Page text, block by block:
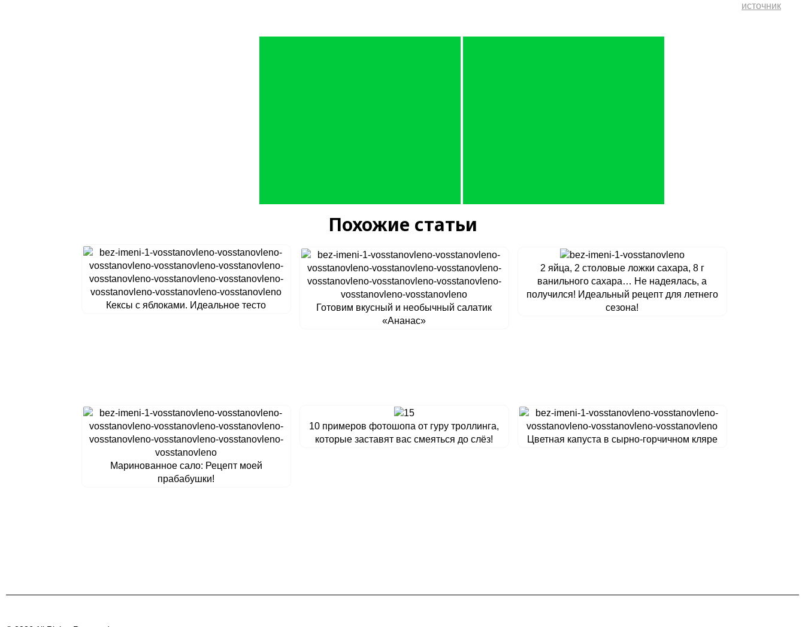
источник
Похожие статьи
Кексы с яблоками. Идеальное тесто
Готовим вкусный и необычный салатик
«Ананас»
2 яйца, 2 столовые ложки сахара, 8 г
ванильного сахара… Не надеялась, а
получился! Идеальный рецепт для летнего
сезона!
Маринованное сало: Рецепт моей
прабабушки!
10 примеров фотошопа от гуру троллинга,
которые заставят вас смеяться до слёз!
Цветная капуста в сырно-горчичном кляре